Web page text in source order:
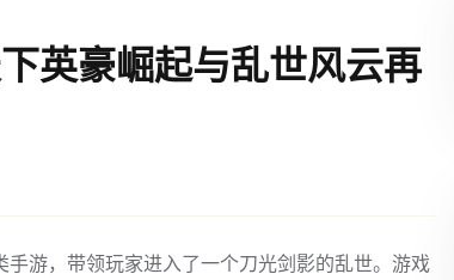
英豪崛起与乱世风云再
游，带领玩家进入了一个刀光剑影的乱世。游戏